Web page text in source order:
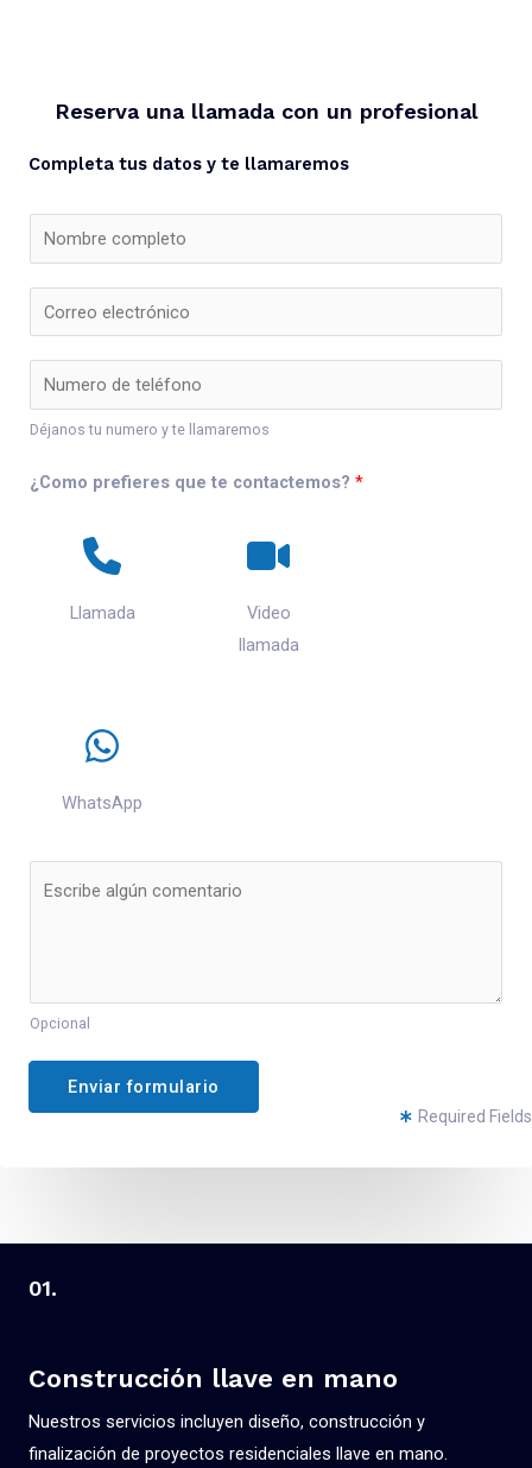
Reserva una llamada con un profesional
Completa tus datos y te llamaremos
Déjanos tu numero y te llamaremos
¿Como prefieres que te contactemos? *
Llamada
Video
llamada
WhatsApp
Opcional
Enviar formulario
Required Fields
01.
Construcción llave en mano
Nuestros servicios incluyen diseño, construcción y
finalización de proyectos residenciales llave en mano.